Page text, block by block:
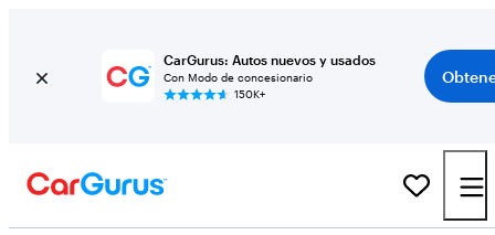
CarGurus: Autos nuevos y usados
Con Modo de concesionario
150K+